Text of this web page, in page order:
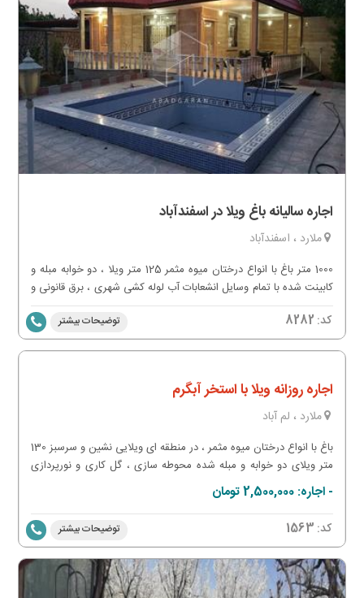
اجاره سالیانه باغ ویلا در اسفندآباد
ملارد ، اسفندآباد
1000 متر باغ با انواع درختان میوه مثمر 125 متر ویلا ، دو خوابه مبله و
کابینت شده با تمام وسایل انشعابات آب لوله کشی شهری ، برق قانونی و
گاز مصرفی استخرشنا مجهز به تصفیه خانه 2 میلیارد رهن کامل قابل
تبدیل
کد: 8282 توضیحات بیشتر
اجاره روزانه ویلا با استخر آبگرم
ملارد ، لم آباد
باغ با انواع درختان میوه مثمر ، در منطقه ای ویلایی نشین و سرسبز 130
متر ویلای دو خوابه و مبله شده محوطه سازی ، گل کاری و نورپردازی
استخر شنای کاشی کاری شده به همراه تصفیه خانه و آبگرم انشعابات آب
شهری لوله کشی ، برق و سیستم گرمایشی برای کسب اطلاعات بیشتر و
رزرو در تعطیلات نوروز تماس بگیرید
- اجاره: 2,500,000 تومان
کد: 1563 توضیحات بیشتر